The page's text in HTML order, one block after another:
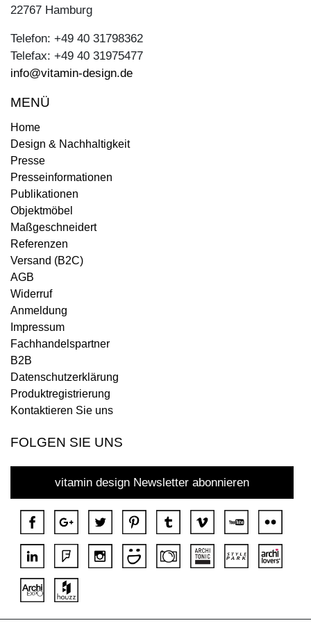
22767 Hamburg
Telefon: +49 40 31798362
Telefax: +49 40 31975477
info@vitamin-design.de
MENÜ
Home
Design & Nachhaltigkeit
Presse
Presseinformationen
Publikationen
Objektmöbel
Maßgeschneidert
Referenzen
Versand (B2C)
AGB
Widerruf
Anmeldung
Impressum
Fachhandelspartner
B2B
Datenschutzerklärung
Produktregistrierung
Kontaktieren Sie uns
FOLGEN SIE UNS
vitamin design Newsletter abonnieren